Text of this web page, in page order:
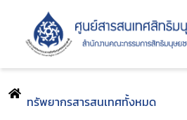
ทรัพยากรสารสนเทศทั้งหมด